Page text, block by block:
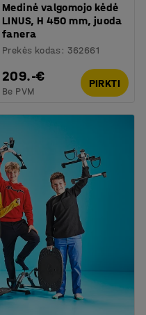
Medinė valgomojo kėdė
LINUS, H 450 mm, juoda
fanera
Prekės kodas : 362661
209.-€
Be PVM
PIRKTI